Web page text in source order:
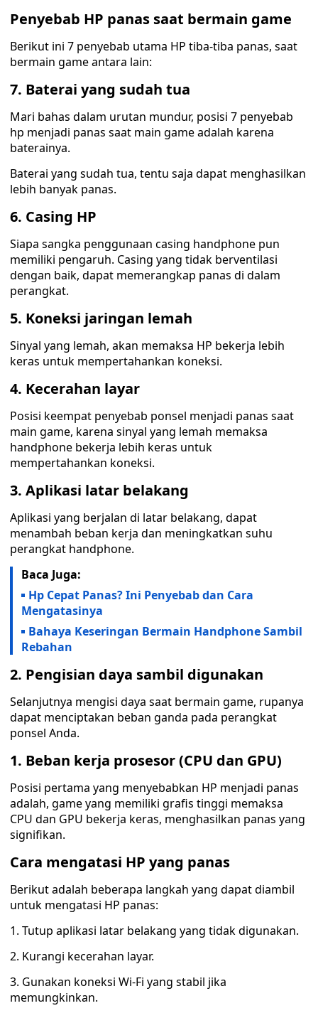
Penyebab HP panas saat bermain game
Berikut ini 7 penyebab utama HP tiba-tiba panas, saat
bermain game antara lain:
7. Baterai yang sudah tua
Mari bahas dalam urutan mundur, posisi 7 penyebab
hp menjadi panas saat main game adalah karena
baterainya.
Baterai yang sudah tua, tentu saja dapat menghasilkan
lebih banyak panas.
6. Casing HP
Siapa sangka penggunaan casing handphone pun
memiliki pengaruh. Casing yang tidak berventilasi
dengan baik, dapat memerangkap panas di dalam
perangkat.
5. Koneksi jaringan lemah
Sinyal yang lemah, akan memaksa HP bekerja lebih
keras untuk mempertahankan koneksi.
4. Kecerahan layar
Posisi keempat penyebab ponsel menjadi panas saat
main game, karena sinyal yang lemah memaksa
handphone bekerja lebih keras untuk
mempertahankan koneksi.
3. Aplikasi latar belakang
Aplikasi yang berjalan di latar belakang, dapat
menambah beban kerja dan meningkatkan suhu
perangkat handphone.
Baca Juga:
Hp Cepat Panas? Ini Penyebab dan Cara
Mengatasinya
Bahaya Keseringan Bermain Handphone Sambil
Rebahan
2. Pengisian daya sambil digunakan
Selanjutnya mengisi daya saat bermain game, rupanya
dapat menciptakan beban ganda pada perangkat
ponsel Anda.
1. Beban kerja prosesor (CPU dan GPU)
Posisi pertama yang menyebabkan HP menjadi panas
adalah, game yang memiliki grafis tinggi memaksa
CPU dan GPU bekerja keras, menghasilkan panas yang
signifikan.
Cara mengatasi HP yang panas
Berikut adalah beberapa langkah yang dapat diambil
untuk mengatasi HP panas:
1. Tutup aplikasi latar belakang yang tidak digunakan.
2. Kurangi kecerahan layar.
3. Gunakan koneksi Wi-Fi yang stabil jika
memungkinkan.